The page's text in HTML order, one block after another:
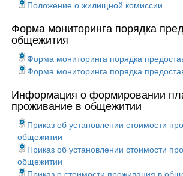
Положение о жилищной комиссии
Форма мониторинга порядка
общежития
Форма мониторинга порядка
Форма мониторинга порядка
Информация о формировании
проживание в общежитии
Приказ об установлении стоимости
общежитии
Приказ об установлении стоимости
общежитии